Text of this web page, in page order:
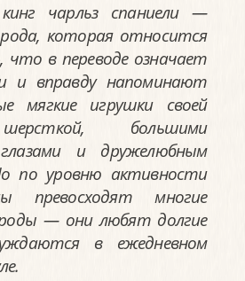
чарльз спаниели —
которая относится
что в переводе означает
и вправду напоминают
мягкие игрушки своей
большими
и дружелюбным
по уровню активности
превосходят многие
— они любят долгие
в ежедневном